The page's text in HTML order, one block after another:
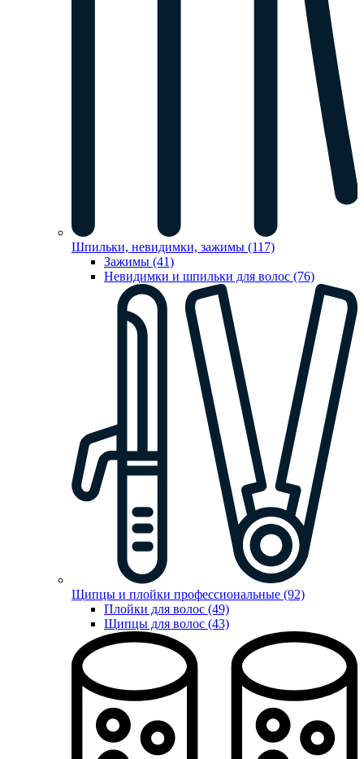
Шпильки, невидимки, зажимы (117)
Зажимы (41)
Невидимки и шпильки для волос (76)
Щипцы и плойки профессиональные (92)
Плойки для волос (49)
Щипцы для волос (43)